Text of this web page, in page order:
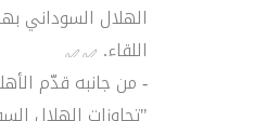
الهلال السوداني
اللقاء.